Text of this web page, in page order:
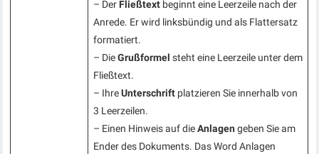
– Der Fließtext beginnt eine Leerzeile nach der
Anrede. Er wird linksbündig und als Flattersatz
formatiert.
– DieGrußformel steht eine Leerzeile unter dem
Fließtext.
– IhreUnterschrift platzieren Sie innerhalb von
3 Leerzeilen.
– Einen Hinweis auf dieAnlagen geben Sie am
Ender des Dokuments. Das Word Anlagen